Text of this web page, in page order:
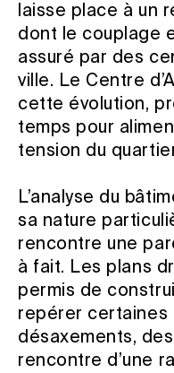
laisse place à un
dont le couplage
assuré par des
ville. Le Centre
cette évolution,
temps pour
tension du
L’analyse du
sa nature
rencontre une
à fait. Les plans
permis de
repérer certaines
désaxements,
rencontre d’une